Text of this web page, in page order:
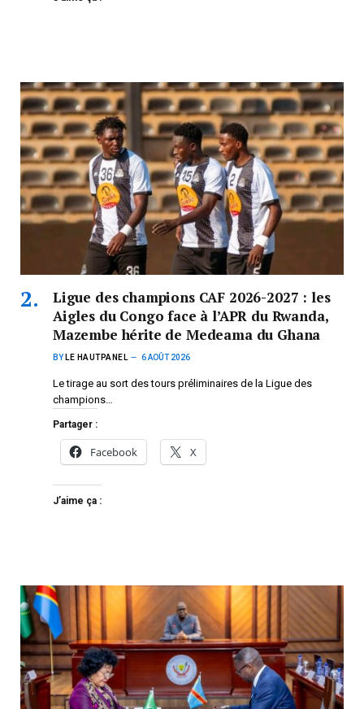
Ligue des champions CAF 2026-2027 : les
Aigles du Congo face à l’APR du Rwanda,
Mazembe hérite de Medeama du Ghana
BY LE HAUTPANEL 6 AOÛT 2026
Le tirage au sort des tours préliminaires de la Ligue des
champions…
Partager :
Facebook X
J’aime ça :